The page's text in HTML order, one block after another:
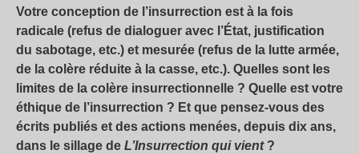
Votre conception de l’insurrection est à la fois
radicale (refus de dialoguer avec l’État, justification
du sabotage, etc.) et mesurée (refus de la lutte armée,
de la colère réduite à la casse, etc.). Quelles sont les
limites de la colère insurrectionnelle ? Quelle est votre
éthique de l’insurrection ? Et que pensez-vous des
écrits publiés et des actions menées, depuis dix ans,
dans le sillage de L’Insurrection qui vient?